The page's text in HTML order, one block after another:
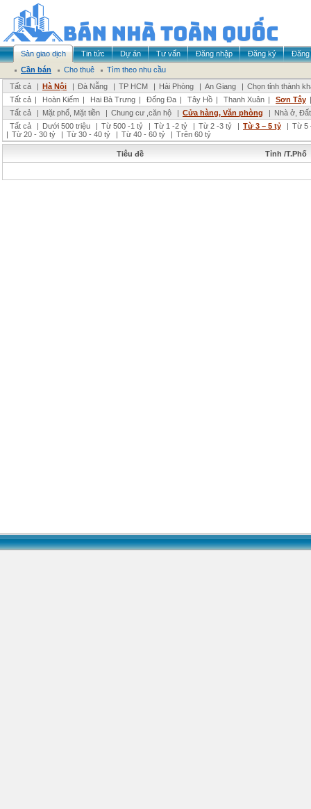
Sàn giao dịch Tin tức Dự án Tư vấn Đăng nhập Đăng ký
Đăng
Cần bán
Cho thuê
Tìm theo nhu cầu
Tất cả
| Hà Nội | Đà Nẵng | TP HCM | Hải Phòng | An Giang | Chọn tỉnh thành
Tất cả | Hoàn Kiếm | Hai Bà Trưng | Đống Đa | Tây Hồ | Thanh Xuân | Sơn Tây
Tất cả
| Mặt phố, Mặt tiền | Chung cư ,căn hộ | Cửa hàng, Văn phòng | Nhà ở,
Tất cả
| Dưới 500 triệu | Từ 500 -1 tỷ | Từ 1 -2 tỷ | Từ 2 -3 tỷ | Từ 3 – 5 tỷ | Từ 5
| Từ 20 - 30 tỷ | Từ 30 - 40 tỷ | Từ 40 - 60 tỷ | Trên 60 tỷ
Tiêu đề Tỉnh /T.Phố